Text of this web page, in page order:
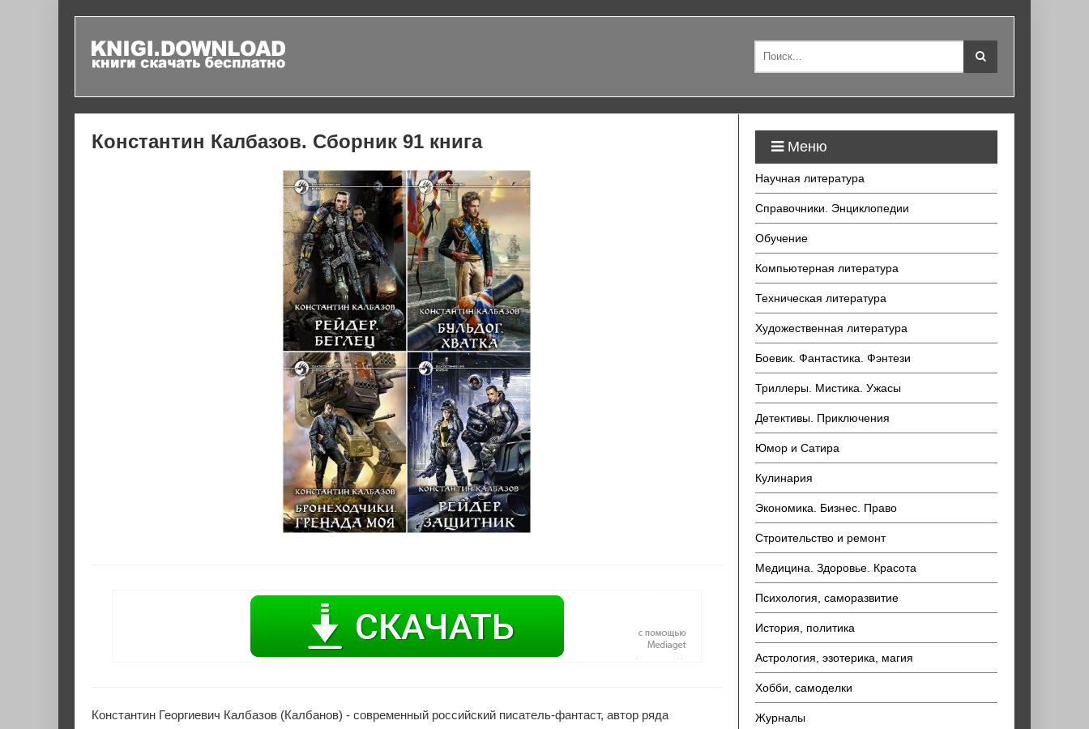
Константин Калбазов. Сборник 91 книга
Константин Георгиевич Калбазов (Калбанов) - современный российский писатель-фантаст, автор ряда
Меню
Научная литература
Справочники. Энциклопедии
Обучение
Компьютерная литература
Техническая литература
Художественная литература
Боевик. Фантастика. Фэнтези
Триллеры. Мистика. Ужасы
Детективы. Приключения
Юмор и Сатира
Кулинария
Экономика. Бизнес. Право
Строительство и ремонт
Медицина. Здоровье. Красота
Психология, саморазвитие
История, политика
Астрология, эзотерика, магия
Хобби, самоделки
Журналы